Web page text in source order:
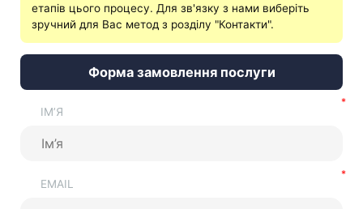
етапів цього процесу. Для зв'язку з нами виберіть
зручний для Вас метод з розділу "Контакти".
Форма замовлення послуги
ІМ’Я
EMAIL